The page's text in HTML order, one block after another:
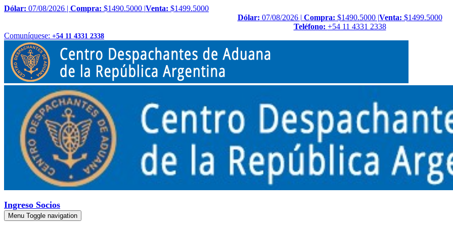
Dólar: 07/08/2026 | Compra: $1490.5000 |Venta: $1499.5000
Dólar: 07/08/2026 | Compra: $1490.5000 |Venta: $1499.5000
Teléfono: +54 11 4331 2338
Comuníquese: +54 11 4331 2338
Ingreso Socios
Menu Toggle navigation